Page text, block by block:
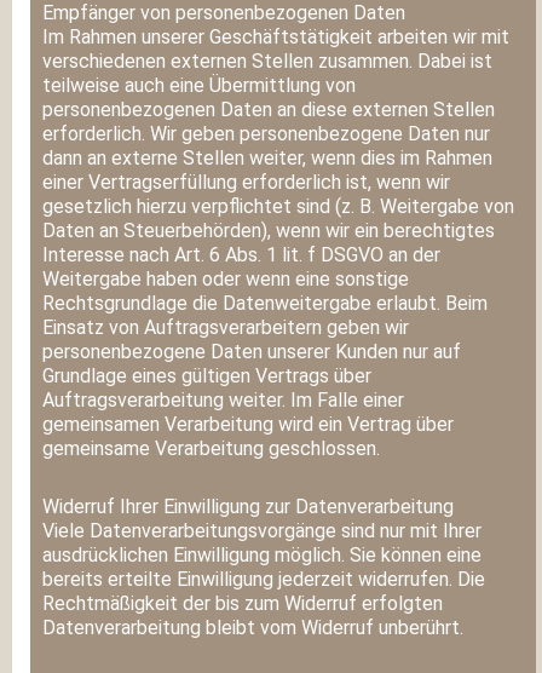
Empfänger von personenbezogenen Daten
Im Rahmen unserer Geschäftstätigkeit arbeiten wir mit
verschiedenen externen Stellen zusammen. Dabei ist
teilweise auch eine Übermittlung von
personenbezogenen Daten an diese externen Stellen
erforderlich. Wir geben personenbezogene Daten nur
dann an externe Stellen weiter, wenn dies im Rahmen
einer Vertragserfüllung erforderlich ist, wenn wir
gesetzlich hierzu verpflichtet sind (z. B. Weitergabe von
Daten an Steuerbehörden), wenn wir ein berechtigtes
Interesse nach Art. 6 Abs. 1 lit. f DSGVO an der
Weitergabe haben oder wenn eine sonstige
Rechtsgrundlage die Datenweitergabe erlaubt. Beim
Einsatz von Auftragsverarbeitern geben wir
personenbezogene Daten unserer Kunden nur auf
Grundlage eines gültigen Vertrags über
Auftragsverarbeitung weiter. Im Falle einer
gemeinsamen Verarbeitung wird ein Vertrag über
gemeinsame Verarbeitung geschlossen.
Widerruf Ihrer Einwilligung zur Datenverarbeitung
Viele Datenverarbeitungsvorgänge sind nur mit Ihrer
ausdrücklichen Einwilligung möglich. Sie können eine
bereits erteilte Einwilligung jederzeit widerrufen. Die
Rechtmäßigkeit der bis zum Widerruf erfolgten
Datenverarbeitung bleibt vom Widerruf unberührt.